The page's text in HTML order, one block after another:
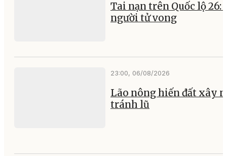
Tai nạn trên Quốc lộ 26:
người tử vong
23:00, 06/08/2026
Lão nông hiến đất xây
tránh lũ